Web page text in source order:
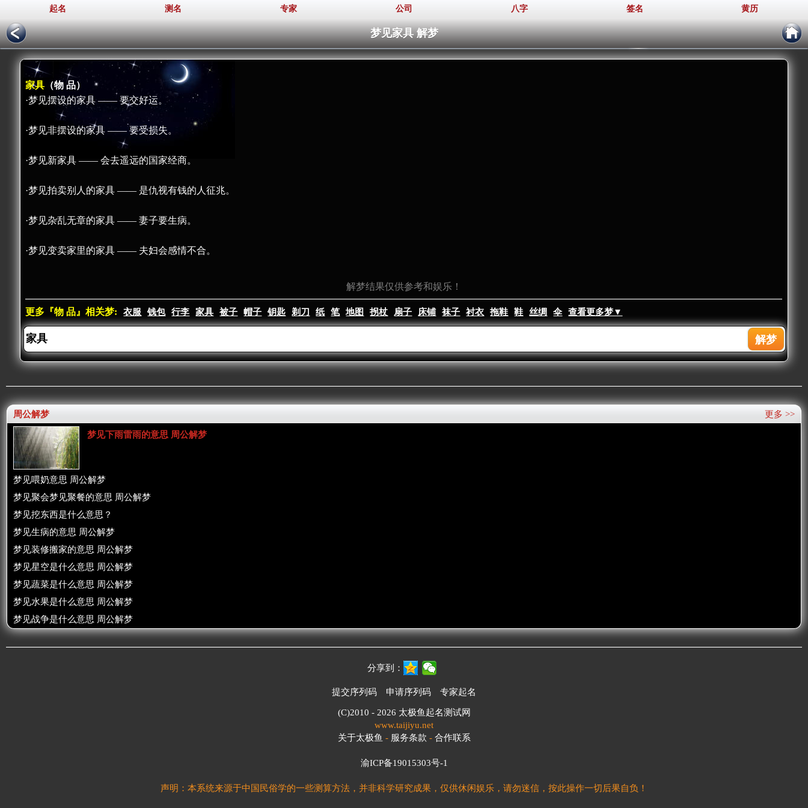
起名 测名 专家 公司 八字 签名 黄历
梦见家具 解梦
家具 （物 品）
·梦见摆设的家具 —— 要交好运。
·梦见非摆设的家具 —— 要受损失。
·梦见新家具 —— 会去遥远的国家经商。
·梦见拍卖别人的家具 —— 是仇视有钱的人征兆。
·梦见杂乱无章的家具 —— 妻子要生病。
·梦见变卖家里的家具 —— 夫妇会感情不合。
解梦结果仅供参考和娱乐！
更多『物 品』相关梦: 衣服 钱包 行李 家具 被子 帽子 钥匙 剃刀 纸 笔 地图 拐杖 扇子 床铺 袜子 衬衣 拖鞋 鞋 丝绸 伞 查看更多梦▼
更多 >>
周公解梦
梦见下雨雷雨的意思 周公解梦
梦见喂奶意思 周公解梦
梦见聚会梦见聚餐的意思 周公解梦
梦见挖东西是什么意思？
梦见生病的意思 周公解梦
梦见装修搬家的意思 周公解梦
梦见星空是什么意思 周公解梦
梦见蔬菜是什么意思 周公解梦
梦见水果是什么意思 周公解梦
梦见战争是什么意思 周公解梦
分享到：
提交序列码 申请序列码 专家起名
(C)2010 - 2026 太极鱼起名测试网
www.taijiyu.net
关于太极鱼 - 服务条款 - 合作联系
渝ICP备19015303号-1
声明：本系统来源于中国民俗学的一些测算方法，并非科学研究成果，仅供休闲娱乐，请勿迷信，按此操作一切后果自负！